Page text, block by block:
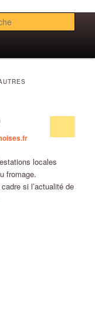
locales
fromage.
si l’actualité de